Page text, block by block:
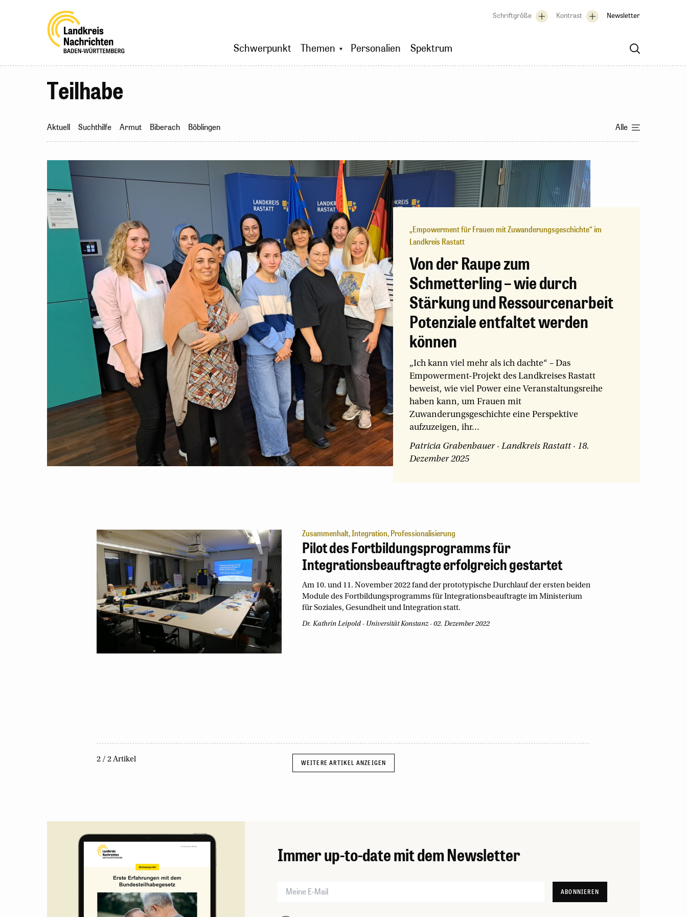
Schriftgröße Kontrast Newsletter
Schwerpunkt Themen Personalien Spektrum
Teilhabe
Aktuell Suchthilfe Armut Biberach Böblingen Alle
„Empowerment für Frauen mit Zuwanderungsgeschichte“ im
Landkreis Rastatt
Von der Raupe zum
Schmetterling – wie durch
Stärkung und Ressourcenarbeit
Potenziale entfaltet werden
können
„Ich kann viel mehr als ich dachte“ – Das
Empowerment-Projekt des Landkreises Rastatt
beweist, wie viel Power eine Veranstaltungsreihe
haben kann, um Frauen mit
Zuwanderungsgeschichte eine Perspektive
aufzuzeigen, ihr...
Patricia Grabenbauer· Landkreis Rastatt· 18.
Dezember 2025
Zusammenhalt, Integration, Professionalisierung
Pilot des Fortbildungsprogramms für
Integrationsbeauftragte erfolgreich gestartet
Am 10. und 11. November 2022 fand der prototypische Durchlauf der ersten beiden
Module des Fortbildungsprogramms für Integrationsbeauftragte im Ministerium
für Soziales, Gesundheit und Integration statt.
Dr. Kathrin Leipold Universität Konstanz 02. Dezember 2022
Immer up-to-date mit dem Newsletter
ABONNIEREN